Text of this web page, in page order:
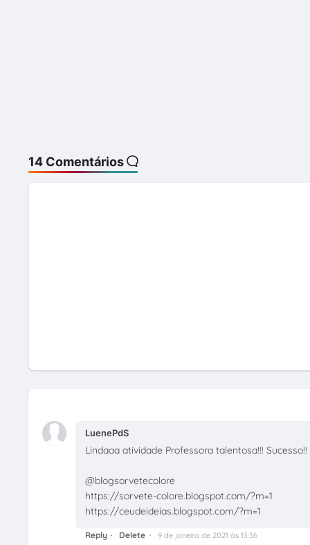
14 Comentários
LuenePdS
Lindaaa atividade Professora talentosa!!!
@blogsorvetecolore
https://sorvete-colore.blogspot.com/?m=1
https://ceudeideias.blogspot.com/?m=1
Reply Delete 9 de janeiro de 2021 às 13:36